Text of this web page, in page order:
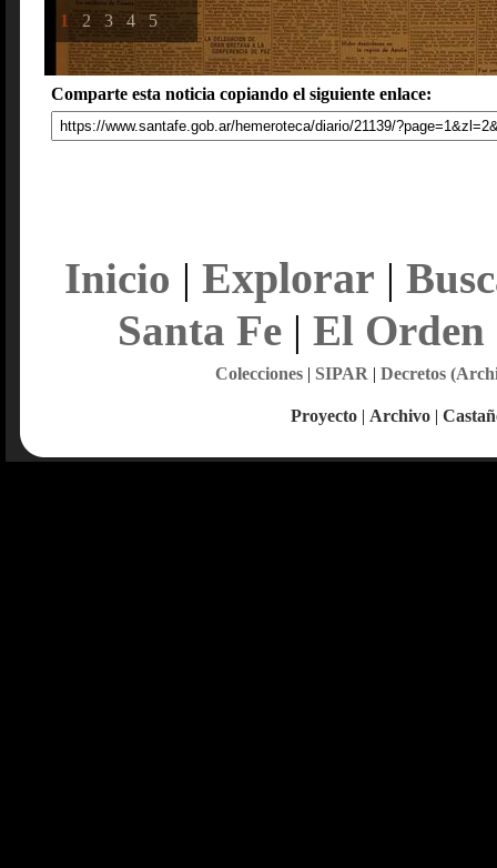
1 2 3 4 5
Comparte esta noticia copiando el siguiente enlace:
Inicio | Explorar |
Santa Fe| El Orden
Colecciones| SIPAR | Decretos
Proyecto | Archivo |